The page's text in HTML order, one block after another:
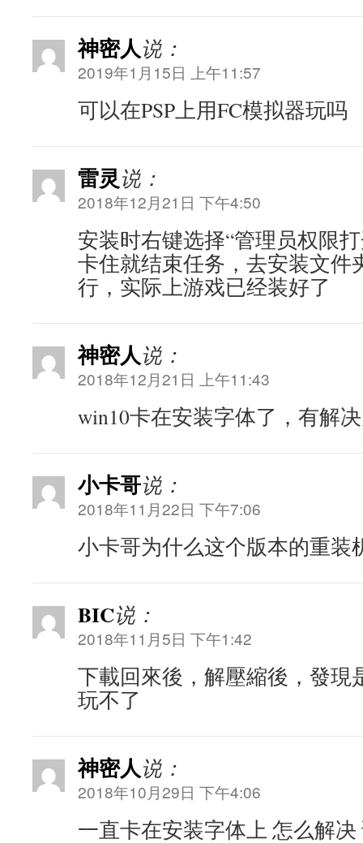
神密人说：
2019年1月15日 上午11:57
可以在PSP上用FC模拟器玩吗
雷灵说：
2018年12月21日 下午4:50
安装时右键选择“管理员权限
卡住就结束任务，去安装文件
行，实际上游戏已经装好了
神密人说：
2018年12月21日 上午11:43
win10卡在安装字体了，有解
小卡哥说：
2018年11月22日 下午7:06
小卡哥为什么这个版本的重装
BIC说：
2018年11月5日 下午1:42
下載回來後，解壓縮後，發現
玩不了
神密人说：
2018年10月29日 下午4:06
一直卡在安装字体上 怎么解决